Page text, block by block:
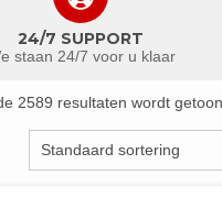
24/7 SUPPORT
staan 24/7 voor u klaar
2589 resultaten wordt